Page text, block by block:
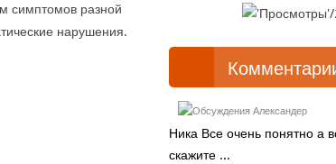
симптомов разной
нарушения.
Александер
Ника Все очень понятно а
скажите ...